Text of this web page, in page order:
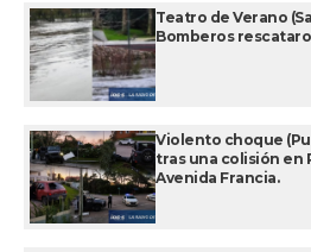
Teatro de Verano
Bomberos
Violento choque
tras una colisión en
Avenida Francia.